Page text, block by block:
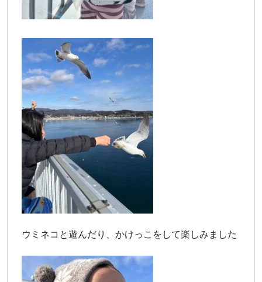
ウミネコと遊んだり、かけっこをして楽しみました